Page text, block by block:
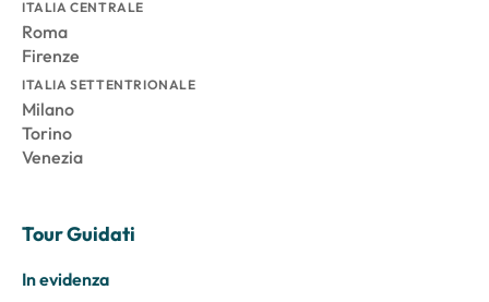
ITALIA CENTRALE
Roma
Firenze
ITALIA SETTENTRIONALE
Milano
Torino
Venezia
Tour Guidati
In evidenza